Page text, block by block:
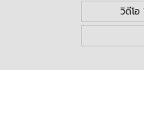
วิดีโ